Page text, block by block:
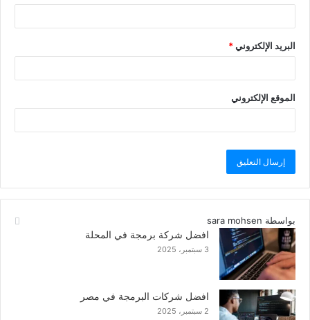
البريد الإلكتروني*
الموقع الإلكتروني
بواسطة sara mohsen
افضل شركة برمجة في المحلة
3 سبتمبر، 2025
افضل شركات البرمجة في مصر
2 سبتمبر، 2025